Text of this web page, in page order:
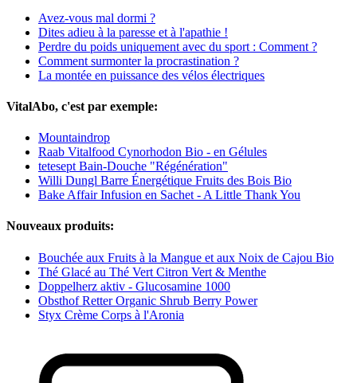
Avez-vous mal dormi ?
Dites adieu à la paresse et à l'apathie !
Perdre du poids uniquement avec du sport : Comment ?
Comment surmonter la procrastination ?
La montée en puissance des vélos électriques
VitalAbo, c'est par exemple:
Mountaindrop
Raab Vitalfood Cynorhodon Bio - en Gélules
tetesept Bain-Douche "Régénération"
Willi Dungl Barre Énergétique Fruits des Bois Bio
Bake Affair Infusion en Sachet - A Little Thank You
Nouveaux produits:
Bouchée aux Fruits à la Mangue et aux Noix de Cajou Bio
Thé Glacé au Thé Vert Citron Vert & Menthe
Doppelherz aktiv - Glucosamine 1000
Obsthof Retter Organic Shrub Berry Power
Styx Crème Corps à l'Aronia